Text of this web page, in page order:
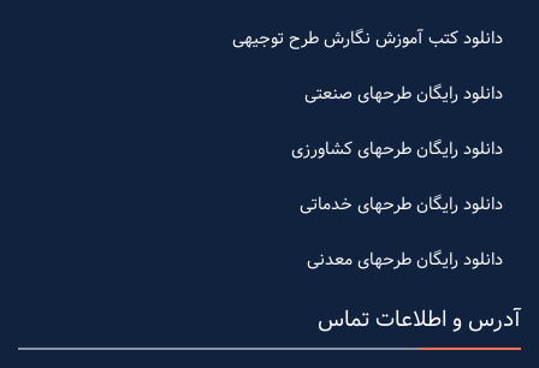
دانلود کتب آموزش نگارش طرح توجیهی
دانلود رایگان طرحهای صنعتی
دانلود رایگان طرحهای کشاورزی
دانلود رایگان طرحهای خدماتی
دانلود رایگان طرحهای معدنی
آدرس و اطلاعات تماس